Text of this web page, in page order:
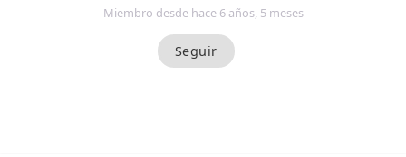
Miembro desde hace 6 años, 5 meses